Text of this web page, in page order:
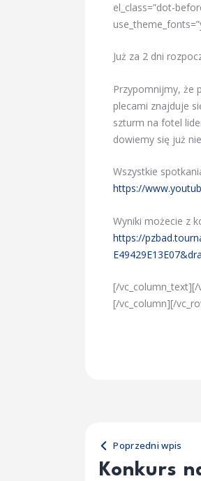
el_class=”dot-
Już za 2 dni
Przypomnijmy, że
plecami znajduje
szturm na fotel
dowiemy się już
Wszystkie
https://
Wyniki możecie z
https://
[/vc_column_text][/
[/vc_column][/
Poprzedni wpis
Konkurs